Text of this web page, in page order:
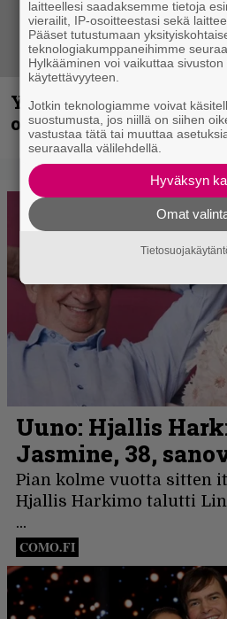
Yngwie Malmsteen
or Never -single
laitteellesi saadaksemme tietoja
vierailit, IP-osoitteestasi sekä
Pääset tutustumaan
teknologiakumppaneihimme
Hylkääminen voi vaikuttaa
käytettävyyteen.
Jotkin teknologiamme voivat
suostumusta, jos niillä on siihen
vastustaa tätä tai muuttaa
seuraavalla välilehdellä.
Hyväksyn
Omat